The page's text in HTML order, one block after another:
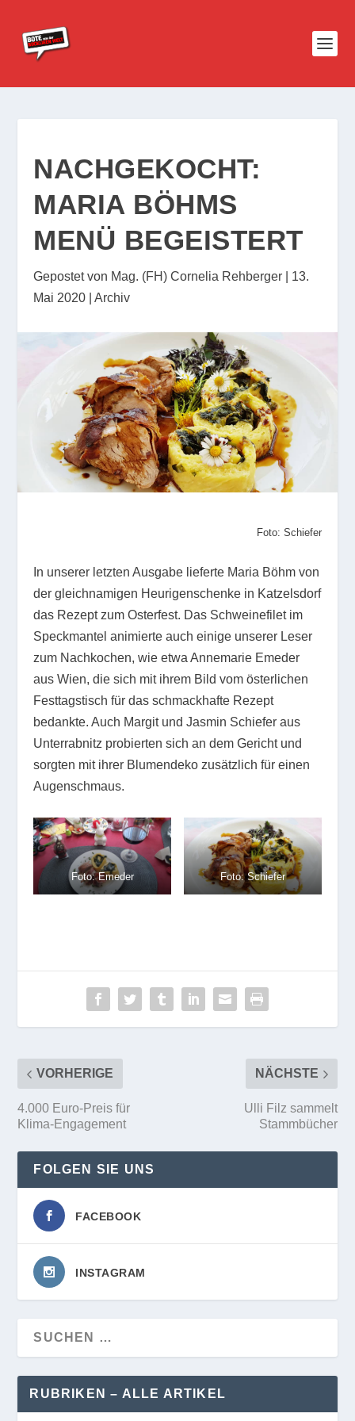
NACHGEKOCHT:
MARIA BÖHMS
MENÜ BEGEISTERT
Gepostet von Mag. (FH) Cornelia Rehberger
13.
Mai 2020 |Archiv
Foto: Schiefer
In unserer letzten Ausgabe lieferte Maria Böhm von
der gleichnamigen Heurigenschenke in Katzelsdorf
das Rezept zum Osterfest. Das Schweinefilet im
Speckmantel animierte auch einige unserer Leser
zum Nachkochen, wie etwa Annemarie Emeder
aus Wien, die sich mit ihrem Bild vom österlichen
Festtagstisch für das schmackhafte Rezept
bedankte. Auch Margit und Jasmin Schiefer aus
Unterrabnitz probierten sich an dem Gericht und
sorgten mit ihrer Blumendeko zusätzlich für einen
Augenschmaus.
Foto: Emeder Foto: Schiefer
VORHERIGE
4.000 Euro-Preis für
Klima-Engagement
NÄCHSTE
Ulli Filz sammelt
Stammbücher
FOLGEN SIE UNS
FACEBOOK
INSTAGRAM
RUBRIKEN – ALLE ARTIKEL